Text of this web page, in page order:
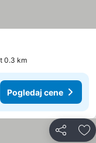
0.3 km
Pogledaj cene
Deli